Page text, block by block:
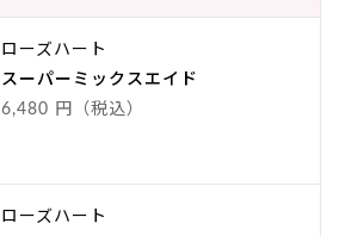
ローズハート
スーパーミックスエイド
6,480 円（税込）
ローズハート